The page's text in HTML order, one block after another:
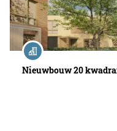
Nieuwbouw 20